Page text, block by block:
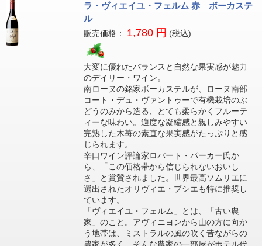
ラ・ヴィエイユ・フェルム 赤 ボーカステ
ル
販売価格： 1,780 円 (税込)
大変に優れたバランスと自然な果実感が魅力
のデイリー・ワイン。
南ローヌの銘家ボーカステルが、ローヌ南部
コート・デュ・ヴァントゥーで有機栽培のぶ
どうのみから造る、とても柔らかくフルーテ
ィーな味わい。適度な凝縮感と親しみやすい
完熟した木苺の素直な果実感がたっぷりと感
じられます。
辛口ワイン評論家ロバート・パーカー氏か
ら、「この価格帯から信じられないおいし
さ」と賞賛されました。世界最高ソムリエに
選出されたオリヴィエ・プシエも特に推奨し
ています。
「ヴィエイユ・フェルム」とは、「古い農
家」のこと。アヴィニヨンから山の方に向か
う地帯は、ミストラルの風の吹く昔ながらの